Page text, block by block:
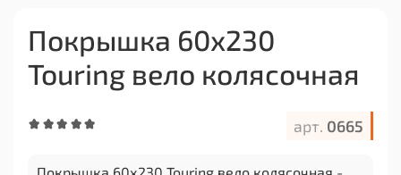
арт. 0665
Покрышка 60х230
Touring вело колясочная
Покрышка 60х230 Touring вело колясочная -